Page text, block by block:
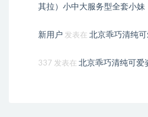
其拉）小中大服务型全套小妹
新用户 发表在 北京乖巧清纯
337 发表在 北京乖巧清纯可爱